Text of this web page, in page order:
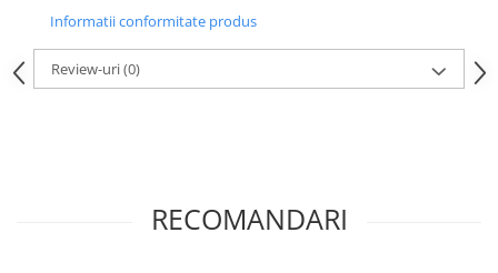
exteriorul genților.
Informatii conformitate produs
Review-uri(0)
RECOMANDARI